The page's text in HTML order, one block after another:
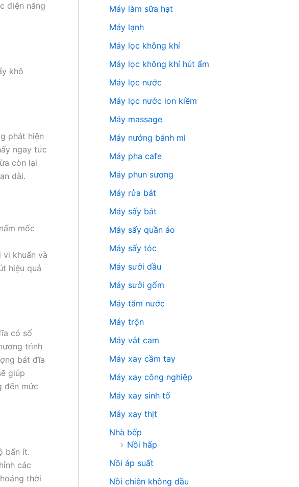
điện năng
khô
phát hiện
ngay tức
còn lại
dài.
mốc
khuẩn và
hiệu quả
có số
trình
bát đĩa
giúp
đến mức
bẩn ít.
các
thời
Máy làm sữa hạt
Máy lạnh
Máy lọc không khí
Máy lọc không khí hút ẩm
Máy lọc nước
Máy lọc nước ion kiềm
Máy massage
Máy nướng bánh mì
Máy pha cafe
Máy phun sương
Máy rửa bát
Máy sấy bát
Máy sấy quần áo
Máy sấy tóc
Máy sưởi dầu
Máy sưởi gốm
Máy tăm nước
Máy trộn
Máy vắt cam
Máy xay cầm tay
Máy xay công nghiệp
Máy xay sinh tố
Máy xay thịt
Nhà bếp
Nồi hấp
Nồi áp suất
Nồi chiên không dầu